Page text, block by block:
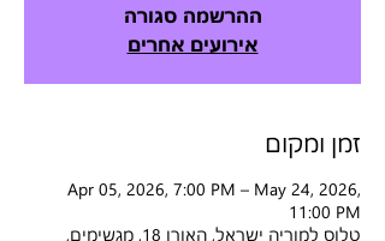
ההרשמה סגורה
אירועים אחרים
זמן ומקום
Apr 05, 2026, 7:00 PM – May 24, 2026,
11:00 PM
טלוס למוריה ישראל, האורן 18, מגשימים,